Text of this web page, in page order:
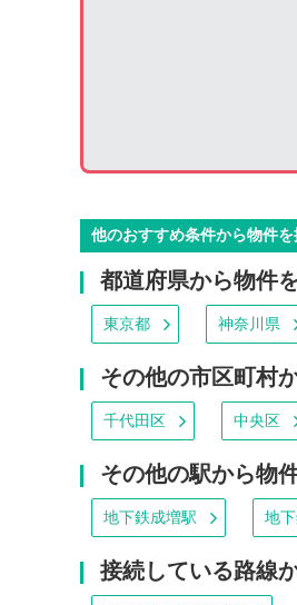
他のおすすめ条件から物件を
都道府県から物件
東京都 神奈川県
その他の市区町村
千代田区 中央区
その他の駅から物
地下鉄成増駅 地
接続している路線